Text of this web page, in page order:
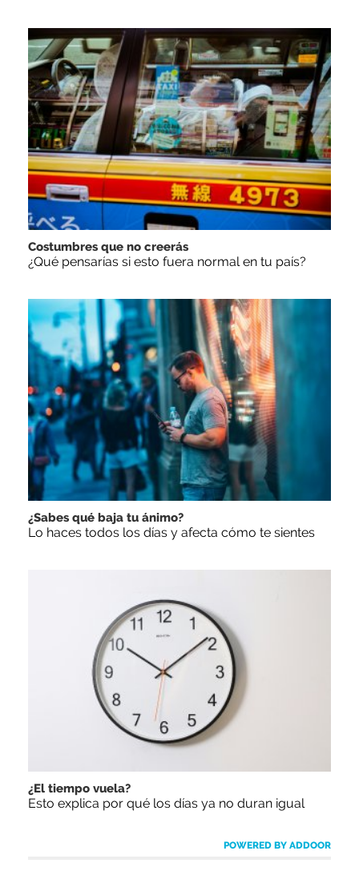
Costumbres que no creerás
¿Qué pensarías si esto fuera normal en tu país?
¿Sabes qué baja tu ánimo?
Lo haces todos los días y afecta cómo te sientes
¿El tiempo vuela?
Esto explica por qué los días ya no duran igual
POWERED BY ADDOOR